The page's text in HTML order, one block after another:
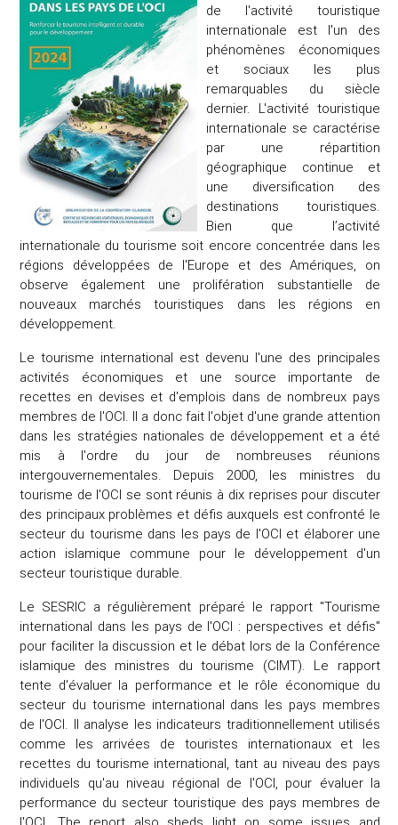
de l'activité touristique
internationale est l'un des
phénomènes économiques
et sociaux les plus
remarquables du siècle
dernier. L'activité touristique
internationale se caractérise
par une répartition
géographique continue et
une diversification des
destinations touristiques.
Bien que l’activité
internationale du tourisme soit encore concentrée dans les
régions développées de l'Europe et des Amériques, on
observe également une prolifération substantielle de
nouveaux marchés touristiques dans les régions en
développement.
Le tourisme international est devenu l'une des principales
activités économiques et une source importante de
recettes en devises et d'emplois dans de nombreux pays
membres de l'OCI. Il a donc fait l'objet d'une grande attention
dans les stratégies nationales de développement et a été
mis à l'ordre du jour de nombreuses réunions
intergouvernementales. Depuis 2000, les ministres du
tourisme de l'OCI se sont réunis à dix reprises pour discuter
des principaux problèmes et défis auxquels est confronté le
secteur du tourisme dans les pays de l'OCI et élaborer une
action islamique commune pour le développement d'un
secteur touristique durable.
Le SESRIC a régulièrement préparé le rapport "Tourisme
international dans les pays de l'OCI : perspectives et défis"
pour faciliter la discussion et le débat lors de la Conférence
islamique des ministres du tourisme (CIMT). Le rapport
tente d'évaluer la performance et le rôle économique du
secteur du tourisme international dans les pays membres
de l'OCI. Il analyse les indicateurs traditionnellement utilisés
comme les arrivées de touristes internationaux et les
recettes du tourisme international, tant au niveau des pays
individuels qu'au niveau régional de l'OCI, pour évaluer la
performance du secteur touristique des pays membres de
l'OCI. The report also sheds light on some issues and